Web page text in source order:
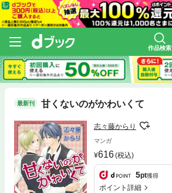
作品検索
最新刊 甘くないのがかわいくて
志々藤からり
マンガ
616(税込)
5pt獲得
ポイント詳細